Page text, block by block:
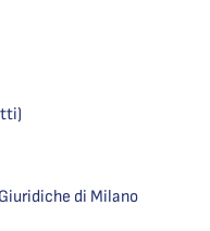
di Milano